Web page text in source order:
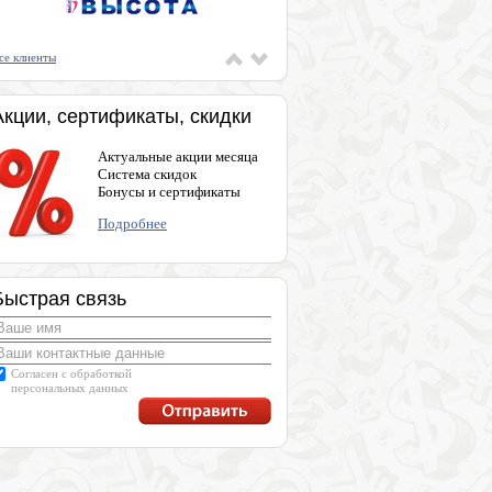
клиенты
сертификаты, скидки
Актуальные акции месяца
Система скидок
Бонусы и сертификаты
Подробнее
связь